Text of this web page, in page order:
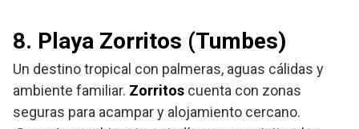
8. Playa Zorritos (Tumbes)
Un destino tropical con palmeras, aguas cálidas y
ambiente familiar. Zorritos cuenta con zonas
seguras para acampar y alojamiento cercano.